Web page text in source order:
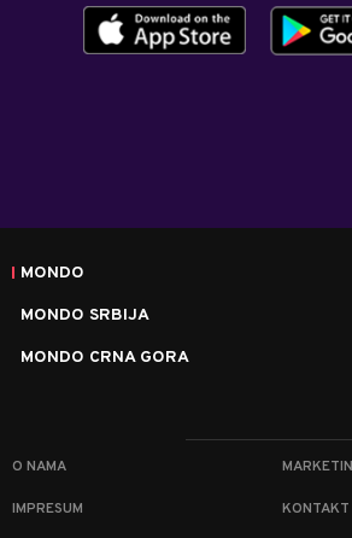
MONDO
MONDO SRBIJA
MONDO CRNA GORA
O NAMA
IMPRESUM KONTAKT